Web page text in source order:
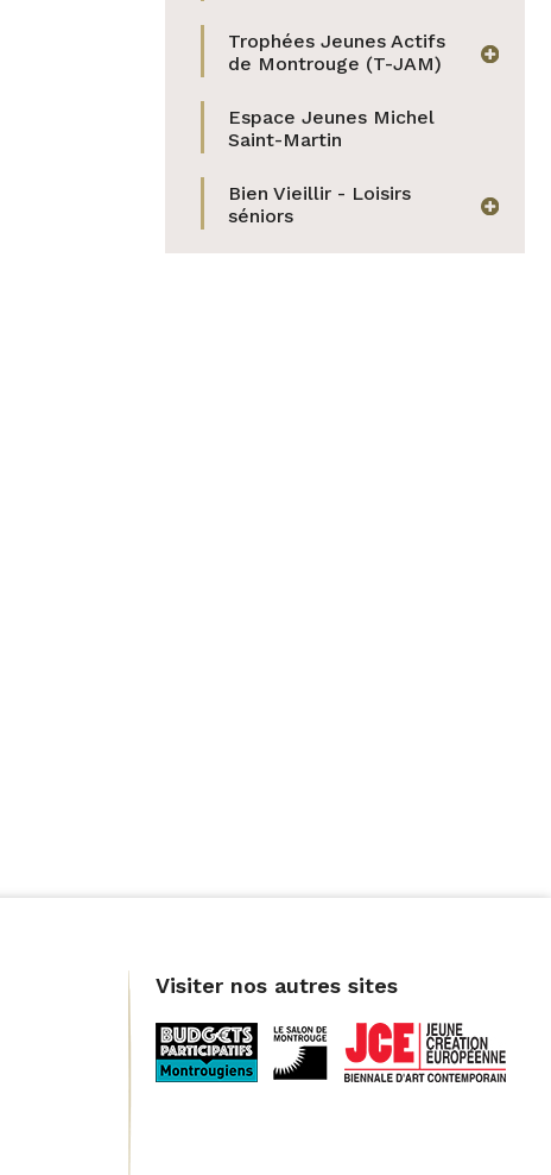
Trophées Jeunes Actifs
de Montrouge (T-JAM)
Espace Jeunes Michel
Saint-Martin
Bien Vieillir - Loisirs
séniors
Visiter nos autres sites